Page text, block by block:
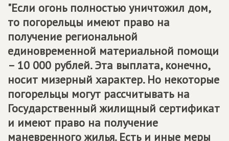
"Если огонь полностью уничтожил дом,
то погорельцы имеют право на
получение региональной
единовременной материальной помощи
– 10 000 рублей. Эта выплата, конечно,
носит мизерный характер. Но некоторые
погорельцы могут рассчитывать на
Государственный жилищный сертификат
и имеют право на получение
маневренного жилья. Есть и иные меры